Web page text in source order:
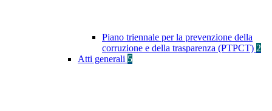
Piano triennale per la prevenzione della
corruzione e della trasparenza (PTPCT) 2
Atti generali 5